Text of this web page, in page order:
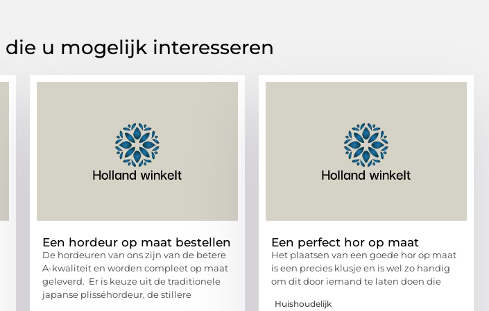
die u mogelijk interesseren
Een hordeur op maat bestellen
De hordeuren van ons zijn van de betere
A-kwaliteit en worden compleet op maat
geleverd. Er is keuze uit de traditionele
japanse plisséhordeur, de stillere
Een perfect hor op maat
Het plaatsen van een goede hor op maat
is een precies klusje en is wel zo handig
om dit door iemand te laten doen die
Huishoudelijk